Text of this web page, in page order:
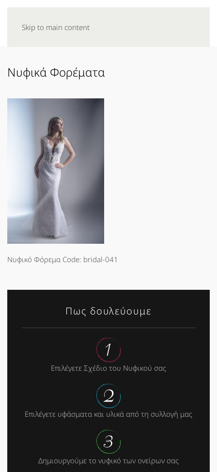
Skip to main content
Νυφικά Φορέματα
Νυφικό Φόρεμα Code: bridal-041
Πως δουλεύουμε
Επιλέγετε Σχέδιο του Νυφικού σας
Επιλέγετε υφάσματα και υλικά από τη συλλογή μας
Δημιουργούμε το νυφικό των ονείρων σας